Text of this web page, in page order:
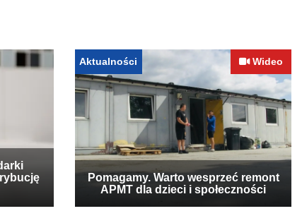
Aktualności Wideo
Pomagamy. Warto wesprzeć remont
APMT dla dzieci i społeczności